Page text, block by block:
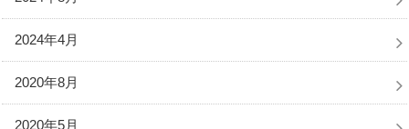
2024年4月
2020年8月
2020年5月